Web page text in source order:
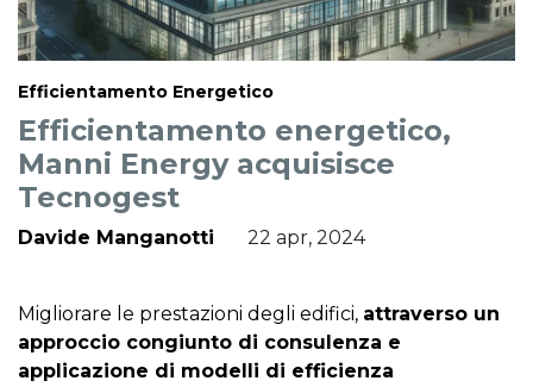
Efficientamento Energetico
Efficientamento energetico,
Manni Energy acquisisce
Tecnogest
Davide Manganotti 22 apr, 2024
Migliorare le prestazioni degli edifici, attraverso un
approccio congiunto di consulenza e
applicazione di modelli di efficienza